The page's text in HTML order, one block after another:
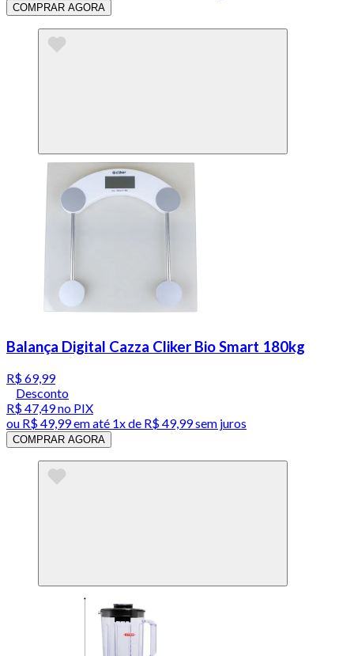
COMPRAR AGORA
Balança Digital Cazza Cliker Bio Smart 180kg
R$ 69,99
Desconto
R$ 47,49no PIX
ou R$ 49,99em até 1x de R$ 49,99sem juros
COMPRAR AGORA